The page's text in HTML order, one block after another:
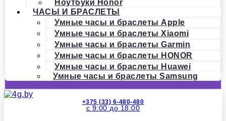
Ноутбуки Honor
ЧАСЫ И БРАСЛЕТЫ
Умные часы и браслеты Apple
Умные часы и браслеты Xiaomi
Умные часы и браслеты Garmin
Умные часы и браслеты HONOR
Умные часы и браслеты Huawei
Умные часы и браслеты Samsung
+375 (33) 6-480-480
с 9:00 до 18:00